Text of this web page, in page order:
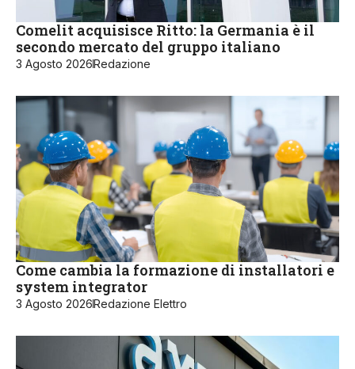
Comelit acquisisce Ritto: la Germania è il
secondo mercato del gruppo italiano
3 Agosto 2026Redazione
Come cambia la formazione di installatori e
system integrator
3 Agosto 2026Redazione Elettro